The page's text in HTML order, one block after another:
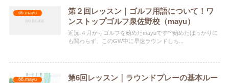
66.mayu
第２回レッスン｜ゴルフ用語について！ワ
ンストップゴルフ泉佐野校（mayu）
近況:４月からゴルフを始めたmayuです^^始めたばっかりに
も関わらず、このGW中に早速ラウンドしち...
66.mayu
第6回レッスン｜ラウンドプレーの基本ルー